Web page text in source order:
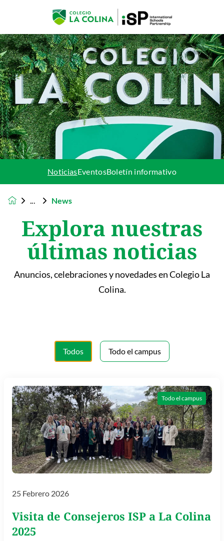
NoticiasEventosBoletín informativo
News
Explora nuestras
últimas noticias
Anuncios, celebraciones y novedades en Colegio La
Colina.
Todos Todo el campus
Todo el campus
25 Febrero 2026
Visita de Consejeros ISP a La Colina
2025